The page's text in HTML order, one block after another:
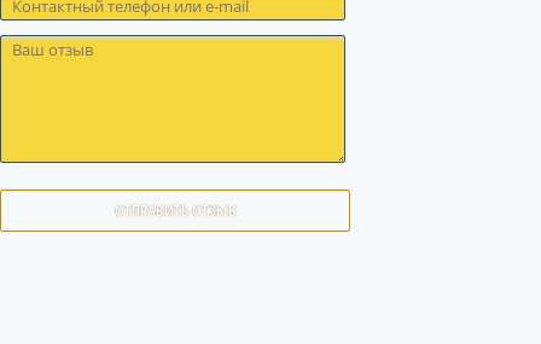
ОТПРАВИТЬ ОТЗЫВ